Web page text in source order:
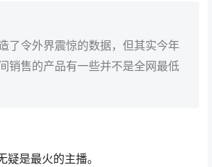
了令外界震惊的数据，但其实今年
销售的产品有一些并不是全网最低
疑是最火的主播。